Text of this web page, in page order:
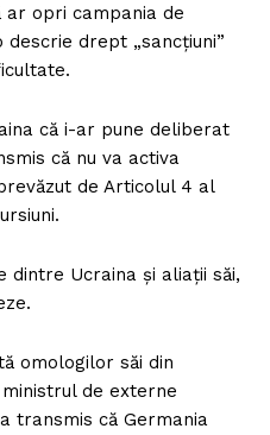
ar opri campania de
drept „sancțiuni”
că i-ar pune deliberat
că nu va activa
de Articolul 4 al
dintre Ucraina și aliații săi,
omologilor săi din
de externe
transmis că Germania